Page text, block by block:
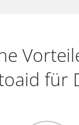
für